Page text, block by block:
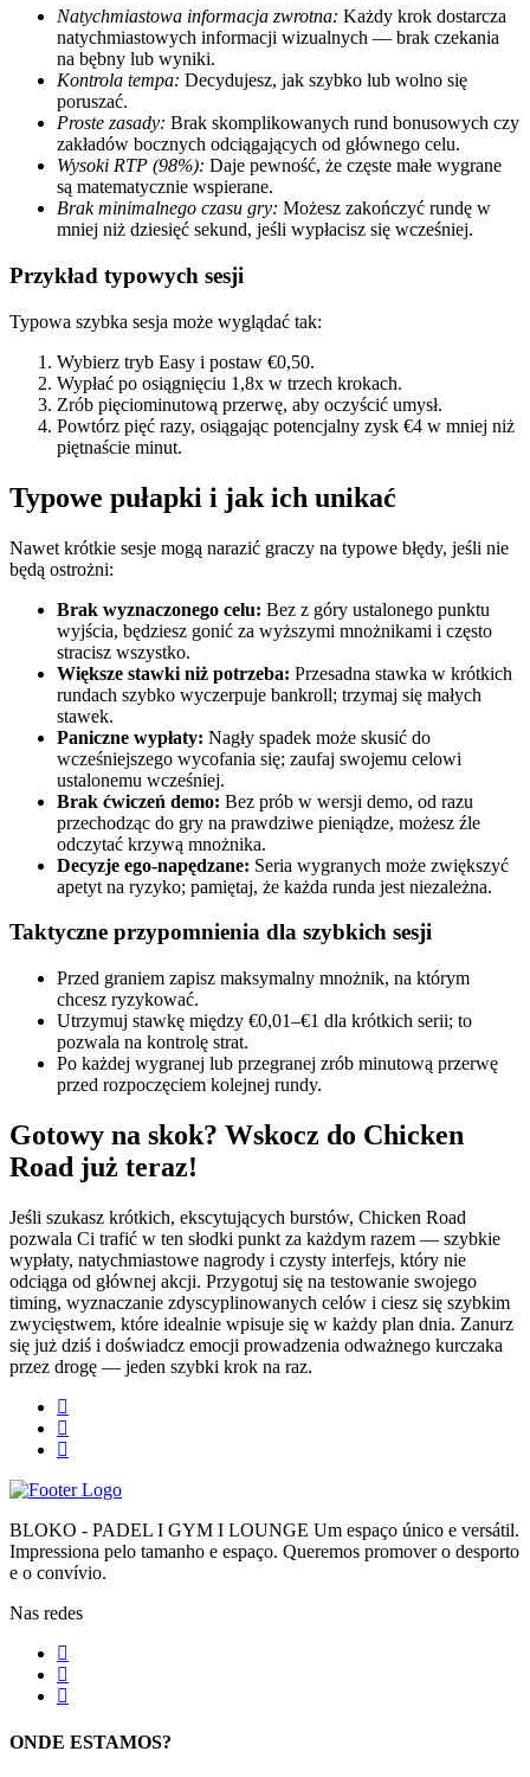
Natychmiastowa informacja zwrotna: Każdy krok dostarcza
natychmiastowych informacji wizualnych — brak czekania
na bębny lub wyniki.
Kontrola tempa: Decydujesz, jak szybko lub wolno się
poruszać.
Proste zasady: Brak skomplikowanych rund bonusowych czy
zakładów bocznych odciągających od głównego celu.
Wysoki RTP (98%): Daje pewność, że częste małe wygrane
są matematycznie wspierane.
Brak minimalnego czasu gry: Możesz zakończyć rundę w
mniej niż dziesięć sekund, jeśli wypłacisz się wcześniej.
Przykład typowych sesji
Typowa szybka sesja może wyglądać tak:
Wybierz tryb Easy i postaw €0,50.
Wypłać po osiągnięciu 1,8x w trzech krokach.
Zrób pięciominutową przerwę, aby oczyścić umysł.
Powtórz pięć razy, osiągając potencjalny zysk €4 w mniej niż
piętnaście minut.
Typowe pułapki i jak ich unikać
Nawet krótkie sesje mogą narazić graczy na typowe błędy, jeśli nie
będą ostrożni:
Brak wyznaczonego celu: Bez z góry ustalonego punktu
wyjścia, będziesz gonić za wyższymi mnożnikami i często
stracisz wszystko.
Większe stawki niż potrzeba: Przesadna stawka w krótkich
rundach szybko wyczerpuje bankroll; trzymaj się małych
stawek.
Paniczne wypłaty: Nagły spadek może skusić do
wcześniejszego wycofania się; zaufaj swojemu celowi
ustalonemu wcześniej.
Brak ćwiczeń demo: Bez prób w wersji demo, od razu
przechodząc do gry na prawdziwe pieniądze, możesz źle
odczytać krzywą mnożnika.
Decyzje ego‑napędzane: Seria wygranych może zwiększyć
apetyt na ryzyko; pamiętaj, że każda runda jest niezależna.
Taktyczne przypomnienia dla szybkich sesji
Przed graniem zapisz maksymalny mnożnik, na którym
chcesz ryzykować.
Utrzymuj stawkę między €0,01–€1 dla krótkich serii; to
pozwala na kontrolę strat.
Po każdej wygranej lub przegranej zrób minutową przerwę
przed rozpoczęciem kolejnej rundy.
Gotowy na skok? Wskocz do Chicken
Road już teraz!
Jeśli szukasz krótkich, ekscytujących burstów, Chicken Road
pozwala Ci trafić w ten słodki punkt za każdym razem — szybkie
wypłaty, natychmiastowe nagrody i czysty interfejs, który nie
odciąga od głównej akcji. Przygotuj się na testowanie swojego
timing, wyznaczanie zdyscyplinowanych celów i ciesz się szybkim
zwycięstwem, które idealnie wpisuje się w każdy plan dnia. Zanurz
się już dziś i doświadcz emocji prowadzenia odważnego kurczaka
przez drogę — jeden szybki krok na raz.
BLOKO - PADEL I GYM I LOUNGE Um espaço único e versátil.
Impressiona pelo tamanho e espaço. Queremos promover o desporto
e o convívio.
Nas redes
ONDE ESTAMOS?